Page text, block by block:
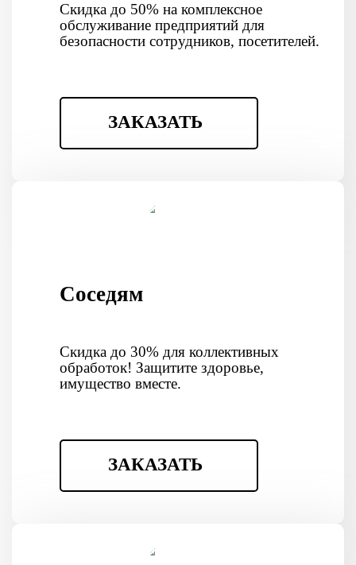
Скидка до 50% на комплексное
обслуживание предприятий для
безопасности сотрудников, посетителей.
ЗАКАЗАТЬ
Соседям
Скидка до 30% для коллективных
обработок! Защитите здоровье,
имущество вместе.
ЗАКАЗАТЬ